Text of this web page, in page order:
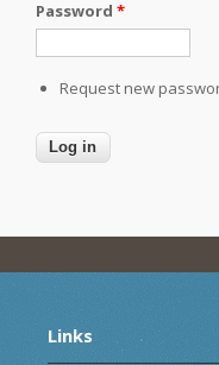
Password *
Request new
Links